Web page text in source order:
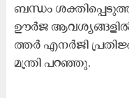
ബ​ന്ധം
ഊ​ർ​ജ
ത്ത​ർ എ​ന​ർ​ജി
മ​ന്ത്രി പ​റ​ഞ്ഞു.